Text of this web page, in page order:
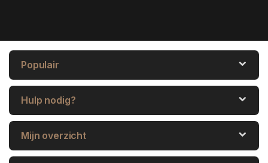
Populair
Hulp nodig?
Mijn overzicht